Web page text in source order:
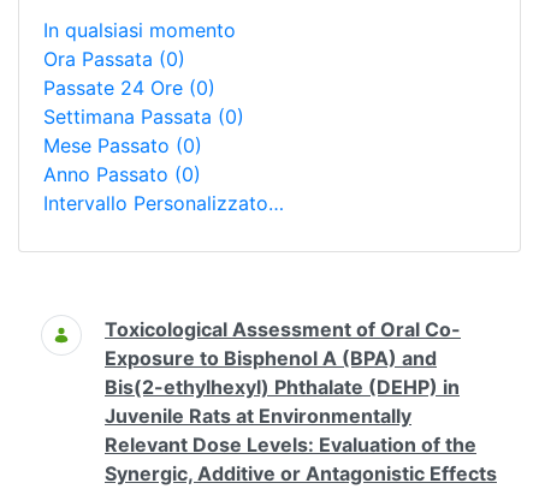
In qualsiasi momento
Ora Passata (0)
Passate 24 Ore (0)
Settimana Passata (0)
Mese Passato (0)
Anno Passato (0)
Intervallo Personalizzato…
Ricerca
Toxicological Assessment of Oral Co-
Exposure to Bisphenol A (BPA) and
Bis(2-ethylhexyl) Phthalate (DEHP) in
Juvenile Rats at Environmentally
Relevant Dose Levels: Evaluation of the
Synergic, Additive or Antagonistic Effects